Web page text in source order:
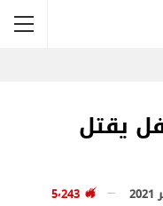
يقتل